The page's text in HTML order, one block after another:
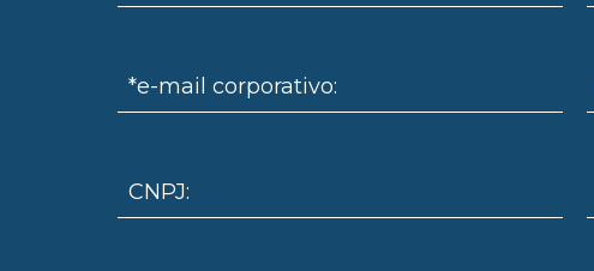
*e-mail corporativo:
CNPJ: